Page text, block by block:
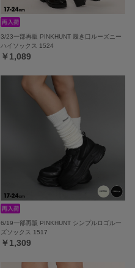
3/23一部再販 PINKHUNT 履き口ルーズニー
ハイソックス 1524
￥1,089
6/19一部再販 PINKHUNT シンプルロゴルー
ズソックス 1517
￥1,309